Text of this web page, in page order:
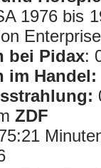
1976 bis
bei Pidax:
im Handel:
ZDF